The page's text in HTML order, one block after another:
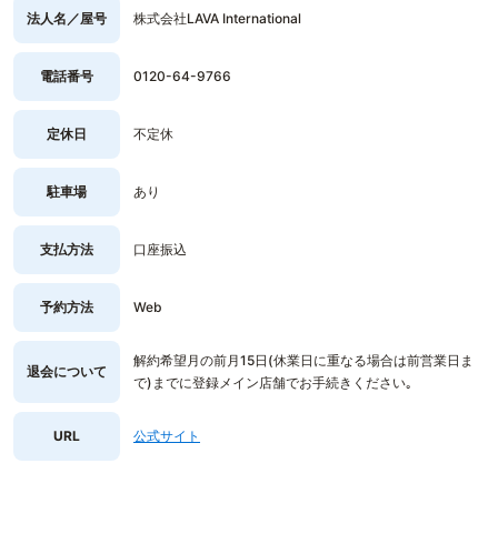
法人名／屋号 株式会社LAVA International
電話番号 0120-64-9766
定休日 不定休
駐車場 あり
支払方法 口座振込
予約方法 Web
退会について
解約希望月の前月15日(休業日に重なる場合は前営業日ま
で)までに登録メイン店舗でお手続きください｡
URL 公式サイト